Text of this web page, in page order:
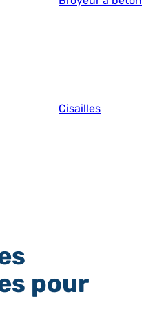
Cisailles
pour